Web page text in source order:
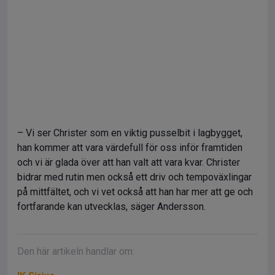
– Vi ser Christer som en viktig pusselbit i lagbygget,
han kommer att vara värdefull för oss inför framtiden
och vi är glada över att han valt att vara kvar. Christer
bidrar med rutin men också ett driv och tempoväxlingar
på mittfältet, och vi vet också att han har mer att ge och
fortfarande kan utvecklas, säger Andersson.
Den här artikeln handlar om: